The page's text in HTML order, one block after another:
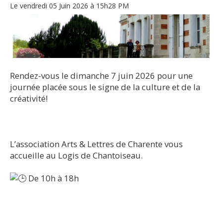
Le vendredi 05 Juin 2026 à 15h28 PM
Rendez-vous le dimanche 7 juin 2026 pour une
journée placée sous le signe de la culture et de la
créativité!
​L’association Arts & Lettres de Charente vous
accueille au Logis de Chantoiseau.
De 10h à 18h